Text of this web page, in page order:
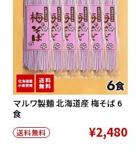
マルワ製麺 北海道産 梅そば 6
食
送料無料 ¥2,480